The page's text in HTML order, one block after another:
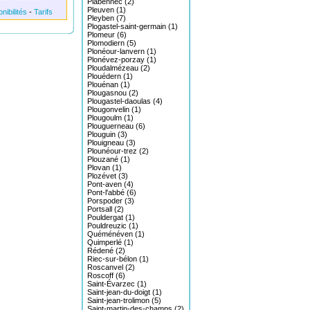
- Tarifs
Pleuven (1)
Pleyben (7)
Plogastel-saint-germain (1)
Plomeur (6)
Plomodiern (5)
Plonéour-lanvern (1)
Plonévez-porzay (1)
Ploudalmézeau (2)
Plouédern (1)
Plouénan (1)
Plougasnou (2)
Plougastel-daoulas (4)
Plougonvelin (1)
Plougoulm (1)
Plouguerneau (6)
Plouguin (3)
Plouigneau (3)
Plounéour-trez (2)
Plouzané (1)
Plovan (1)
Plozévet (3)
Pont-aven (4)
Pont-l'abbé (6)
Porspoder (3)
Portsall (2)
Pouldergat (1)
Pouldreuzic (1)
Quéménéven (1)
Quimperlé (1)
Rédené (2)
Riec-sur-bélon (1)
Roscanvel (2)
Roscoff (6)
Saint-Évarzec (1)
Saint-jean-du-doigt (1)
Saint-jean-trolimon (5)